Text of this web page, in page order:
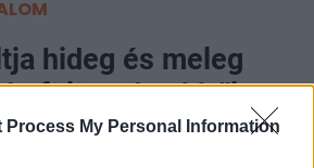
Process My Personal Information
hideg és meleg
fölött, de ebből
nem fogunk érezni